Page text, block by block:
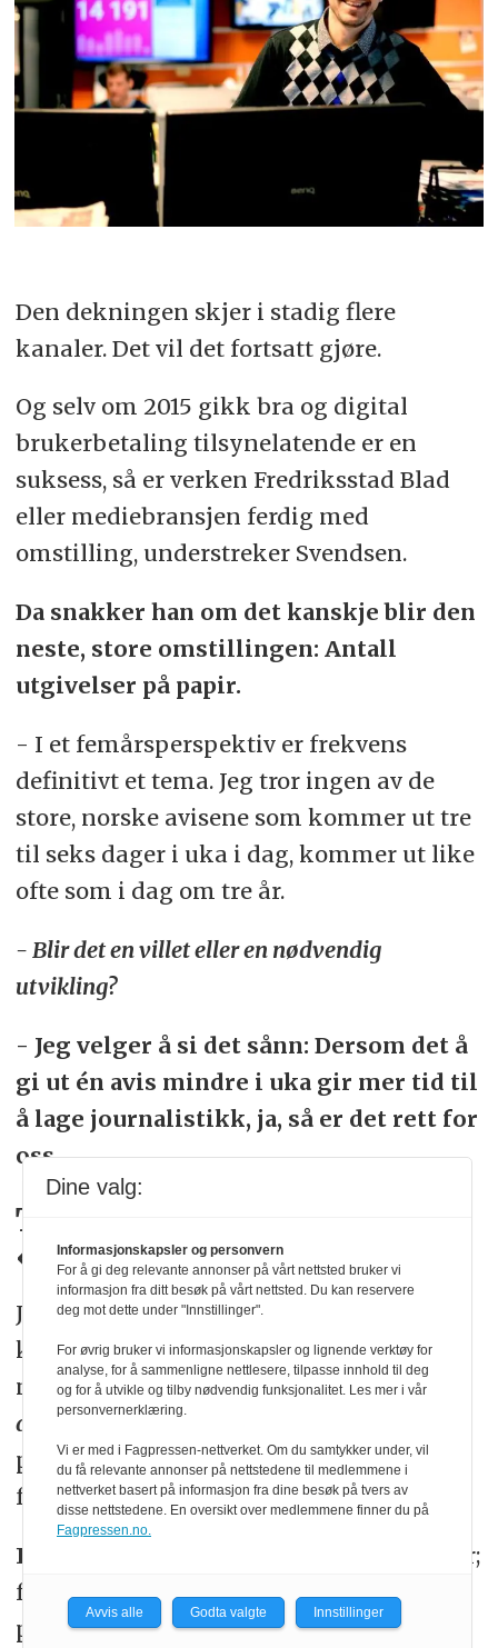
Den dekningen skjer i stadig flere
kanaler. Det vil det fortsatt gjøre.
Og selv om 2015 gikk bra og digital
brukerbetaling tilsynelatende er en
suksess, så er verken Fredriksstad Blad
eller mediebransjen ferdig med
omstilling, understreker Svendsen.
Da snakker han om det kanskje blir den
neste, store omstillingen: Antall
utgivelser på papir.
- I et femårsperspektiv er frekvens
definitivt et tema. Jeg tror ingen av de
store, norske avisene som kommer ut tre
til seks dager i uka i dag, kommer ut like
ofte som i dag om tre år.
- Blir det en villet eller en nødvendig
utvikling?
- Jeg velger å si det sånn: Dersom det å
gi ut én avis mindre i uka gir mer tid til
å lage journalistikk, ja, så er det rett for
oss.
Tok feil, men angrer ikke
«langt tilbake»
Journalistikk som stadig flere
konsumerer digitalt. Nylig passerte
mediehuset14.200registrerte såkalte
aID
-brukere. Av dette er 10.000 såkalte
primærabonnenter, resten
familiebrukere.
F-B.no
har gradvis «plusset» mer og mer;
fra 10 prosent i starten, til rundt 45
prosent i dag.
Dine valg:
Informasjonskapsler og personvern
For å gi deg relevante annonser på vårt nettsted bruker vi
informasjon fra ditt besøk på vårt nettsted. Du kan reservere
deg mot dette under "Innstillinger".
For øvrig bruker vi informasjonskapsler og lignende verktøy for
analyse, for å sammenligne nettlesere, tilpasse innhold til deg
og for å utvikle og tilby nødvendig funksjonalitet. Les mer i vår
personvernerklæring.
Vi er med i Fagpressen-nettverket. Om du samtykker under, vil
du få relevante annonser på nettstedene til medlemmene i
nettverket basert på informasjon fra dine besøk på tvers av
disse nettstedene. En oversikt over medlemmene finner du på
Fagpressen.no.
Avvis alle Godta valgte Innstillinger